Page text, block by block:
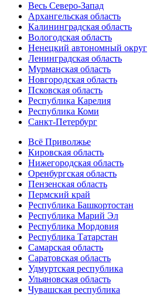
Весь Северо-Запад
Архангельская область
Калининградская область
Вологодская область
Ненецкий автономный округ
Ленинградская область
Мурманская область
Новгородская область
Псковская область
Республика Карелия
Республика Коми
Санкт-Петербург
Всё Приволжье
Кировская область
Нижегородская область
Оренбургская область
Пензенская область
Пермский край
Республика Башкортостан
Республика Марий Эл
Республика Мордовия
Республика Татарстан
Самарская область
Саратовская область
Удмуртская республика
Ульяновская область
Чувашская республика